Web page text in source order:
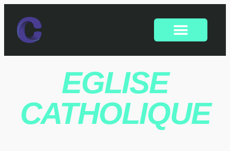
EGLISE
CATHOLIQUE